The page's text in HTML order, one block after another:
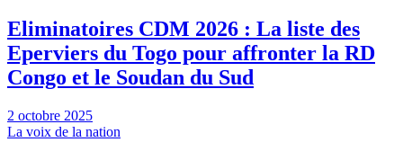
Eliminatoires CDM 2026 : La liste des
Eperviers du Togo pour affronter la RD
Congo et le Soudan du Sud
2 octobre 2025
La voix de la nation